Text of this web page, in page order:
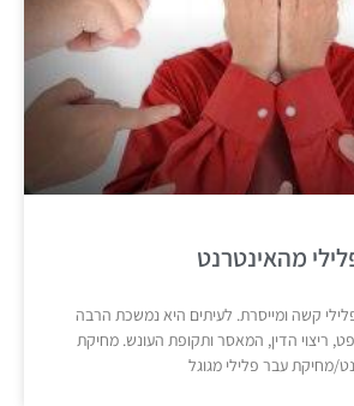
מהאינטרנט
קשה ומייסרת. לעיתים היא נמשכת הרבה
ריצוי הדין, המאסר ותקופת העונש. מחיקת
מחיקת עבר פלילי מגוגל